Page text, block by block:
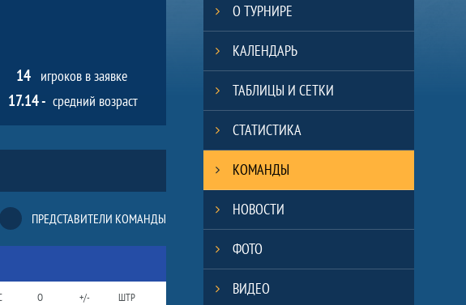
14 игроков в заявке
17.14 - средний возраст
ПРЕДСТАВИТЕЛИ КОМАНДЫ
O +/- ШТР
О ТУРНИРЕ
КАЛЕНДАРЬ
ТАБЛИЦЫ И СЕТКИ
СТАТИСТИКА
КОМАНДЫ
НОВОСТИ
ФОТО
ВИДЕО